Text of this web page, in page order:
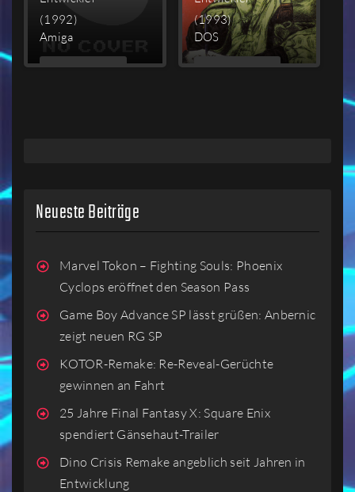
(1992)
Amiga
MEHR
(1993)
DOS
MEHR
Neueste Beiträge
Marvel Tokon – Fighting Souls: Phoenix
Cyclops eröffnet den Season Pass
Game Boy Advance SP lässt grüßen: Anbernic
zeigt neuen RG SP
KOTOR-Remake: Re-Reveal-Gerüchte
gewinnen an Fahrt
25 Jahre Final Fantasy X: Square Enix
spendiert Gänsehaut-Trailer
Dino Crisis Remake angeblich seit Jahren in
Entwicklung